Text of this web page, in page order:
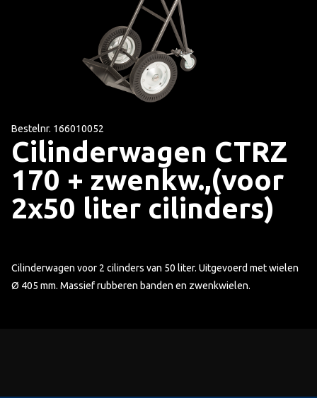
Bestelnr. 166010052
Cilinderwagen CTRZ
170 + zwenkw.,(voor
2x50 liter cilinders)
Cilinderwagen voor 2 cilinders van 50 liter. Uitgevoerd met wielen
Ø 405 mm. Massief rubberen banden en zwenkwielen.